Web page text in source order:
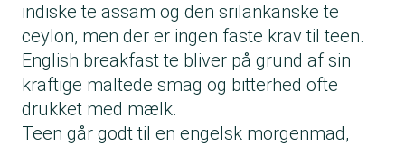
indiske te assam og den srilankanske te
ceylon, men der er ingen faste krav til teen.
English breakfast te bliver på grund af sin
kraftige maltede smag og bitterhed ofte
drukket med mælk.
Teen går godt til en engelsk morgenmad,